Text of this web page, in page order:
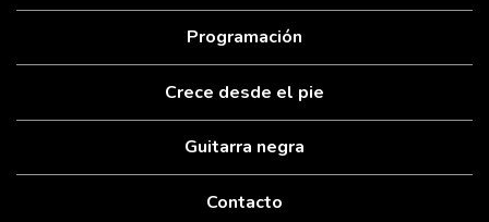
Programación
Crece desde el pie
Guitarra negra
Contacto